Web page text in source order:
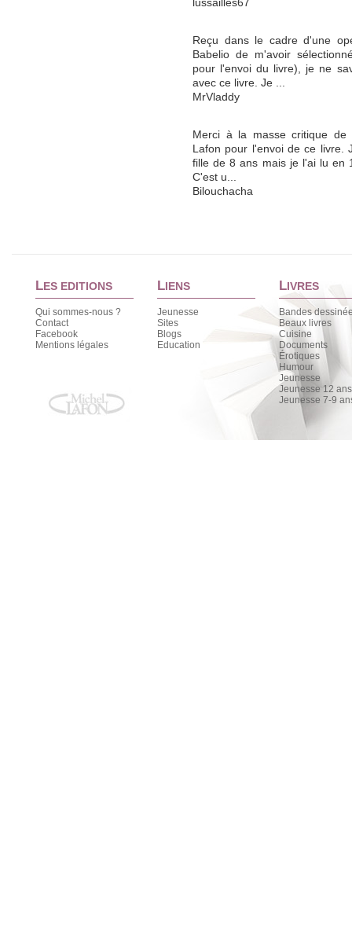
lussailles67
Reçu dans le cadre d'une
Babelio de m'avoir
pour l'envoi du livre), je ne
avec ce livre. Je ...
MrVladdy
Merci à la masse critique de
Lafon pour l'envoi de ce livre.
fille de 8 ans mais je l'ai lu en
C'est u...
Bilouchacha
LES EDITIONS
Qui sommes-nous ?
Contact
Facebook
Mentions légales
LIENS
Jeunesse
Sites
Blogs
Education
LIVRES
Bandes
Beaux livres
Cuisine
Documents
Érotiques
Humour
Jeunesse
Jeunesse 12
Jeunesse 7-9